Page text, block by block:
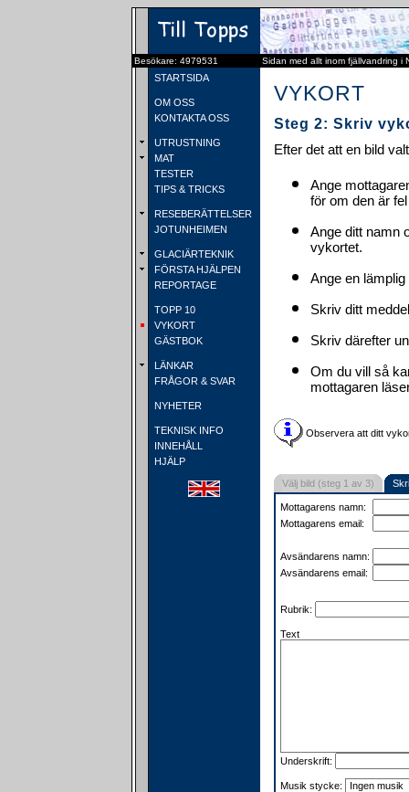
Besökare: 4979531 Sidan med allt inom fjällvandring i
STARTSIDA
OM OSS
KONTAKTA OSS
UTRUSTNING
MAT
TESTER
TIPS & TRICKS
RESEBERÄTTELSER
JOTUNHEIMEN
GLACIÄRTEKNIK
FÖRSTA HJÄLPEN
REPORTAGE
TOPP 10
VYKORT
GÄSTBOK
LÄNKAR
FRÅGOR & SVAR
NYHETER
TEKNISK INFO
INNEHÅLL
HJÄLP
VYKORT
Steg 2: Skriv
Efter det att en bild
Ange
för om den är
Ange ditt namn
vykortet.
Ange en lämplig
Skriv ditt
Skriv därefter
Om du vill så
mottagaren
Observera att ditt
Välj bild (steg 1 av 3)
Mottagarens namn:
Mottagarens email:
Avsändarens namn:
Avsändarens email:
Rubrik:
Text
Underskrift:
Musik stycke: